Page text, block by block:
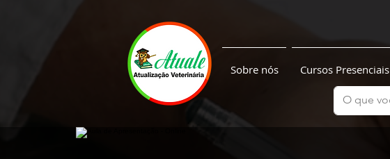
Sobre nós Cursos Presenciais